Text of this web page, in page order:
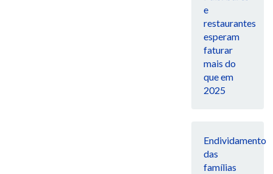
e
restaurantes
esperam
faturar
mais do
que em
2025
Endividamento
das
famílias